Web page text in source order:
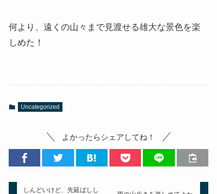
何より、遠くの山々まで見渡せる雄大な景色を楽
しめた！
Uncategorized
よかったらシェアしてね！
しんどいけど、先延ばしし